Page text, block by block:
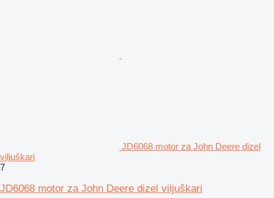
JD6068 motor za John Deere dizel
viljuškari
7
JD6068 motor za John Deere dizel viljuškari